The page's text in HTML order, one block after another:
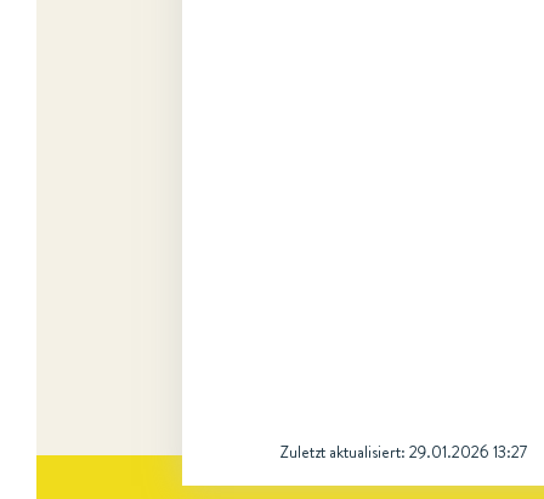
Zuletzt aktualisiert: 29.01.2026 13:27